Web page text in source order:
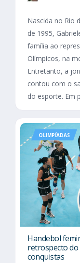
Nascida no Rio
de 1995,
família ao
Olímpicos, na
Entretanto, a
contou com o
do esporte. Em
OLIMPÍADAS
Handebol
retrospecto do
conquistas